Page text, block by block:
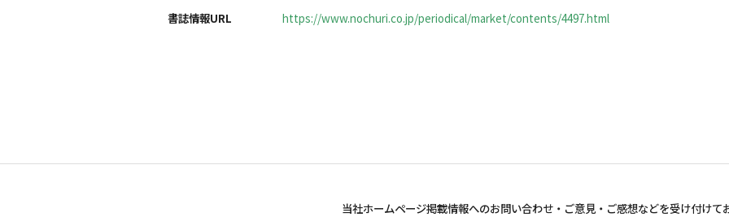
書誌情報URL https://www.nochuri.co.jp/periodical/market/contents/4497.html
当社ホームページ掲載情報へのお問い合わせ・ ご意見・ご感想などを受け付けて